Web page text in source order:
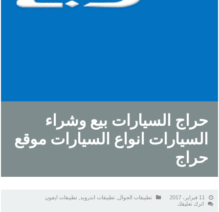
حراج السيارات بيع وشراء
السيارات انواع السيارات موقع
حراج
11 فبراير، 2017 تطبيقات الجوال ,تطبيقات اندرويد ,تطبيقات ايفون
اترك تعليقك